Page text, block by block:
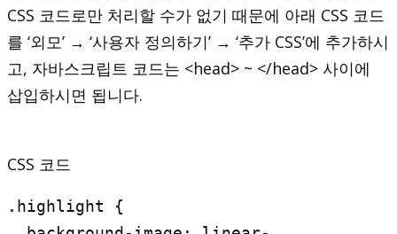
CSS 코드로만 처리할 수가 없기 때문에 아래 CSS 코드
를 ‘외모’ → ‘사용자 정의하기’ → ‘추가 CSS’에 추가하시
고, 자바스크립트 코드는 <head> ~ </head> 사이에
삽입하시면 됩니다.
CSS 코드
.highlight {